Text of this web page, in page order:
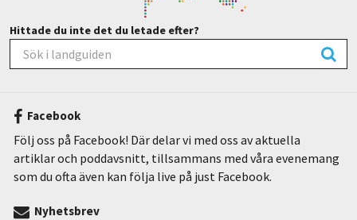
Hittade du inte det du letade efter?
Facebook
Följ oss på Facebook! Där delar vi med oss av aktuella
artiklar och poddavsnitt, tillsammans med våra evenemang
som du ofta även kan följa live på just Facebook.
Nyhetsbrev